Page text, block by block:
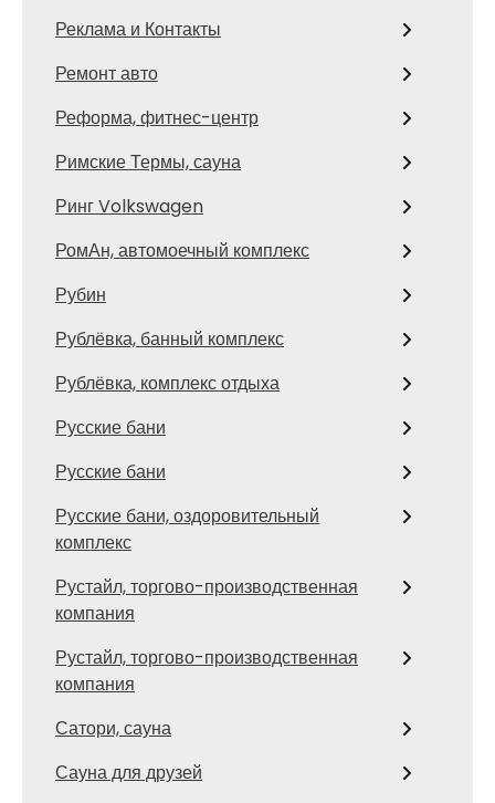
Реклама и Контакты
Ремонт авто
Реформа, фитнес-центр
Римские Термы, сауна
Ринг Volkswagen
РомАн, автомоечный комплекс
Рубин
Рублёвка, банный комплекс
Рублёвка, комплекс отдыха
Русские бани
Русские бани
Русские бани, оздоровительный
комплекс
Рустайл, торгово-производственная
компания
Рустайл, торгово-производственная
компания
Сатори, сауна
Сауна для друзей